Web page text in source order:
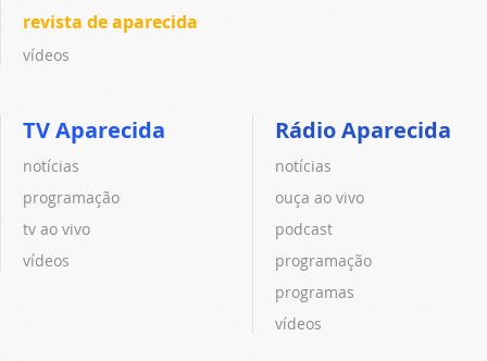
revista de aparecida
vídeos
TV Aparecida
notícias
programação
tv ao vivo
vídeos
Rádio Aparecida
notícias
ouça ao vivo
podcast
programação
programas
vídeos